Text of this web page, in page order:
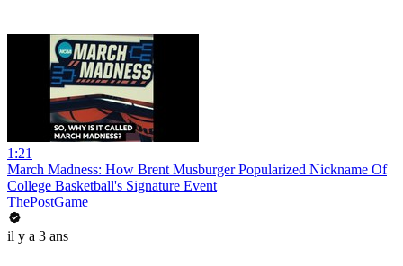
1:21
March Madness: How Brent Musburger Popularized Nickname Of
College Basketball's Signature Event
ThePostGame
il y a 3 ans